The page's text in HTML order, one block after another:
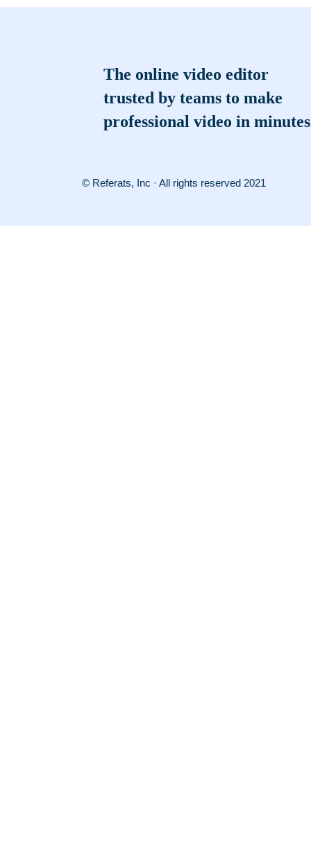
The online video editor
trusted by teams to make
professional video in minutes
© Referats, Inc · All rights reserved 2021